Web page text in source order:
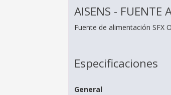
AISENS - FUENTE
Fuente de alimentación SFX
Especificaciones
General